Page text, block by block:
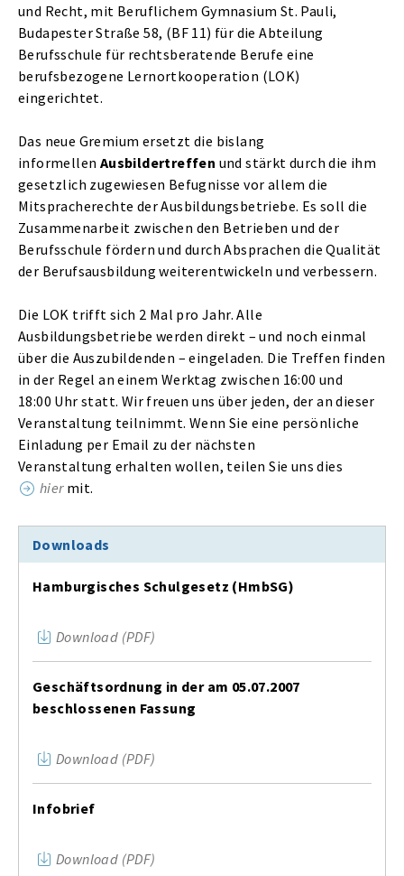
und Recht, mit Beruflichem Gymnasium St. Pauli,
Budapester Straße 58, (BF 11) für die Abteilung
Berufsschule für rechtsberatende Berufe eine
berufsbezogene Lernortkooperation (LOK)
eingerichtet.
Das neue Gremium ersetzt die bislang
informellen Ausbildertreffen und stärkt durch die ihm
gesetzlich zugewiesen Befugnisse vor allem die
Mitspracherechte der Ausbildungsbetriebe. Es soll die
Zusammenarbeit zwischen den Betrieben und der
Berufsschule fördern und durch Absprachen die Qualität
der Berufsausbildung weiterentwickeln und verbessern.
Die LOK trifft sich 2 Mal pro Jahr. Alle
Ausbildungsbetriebe werden direkt – und noch einmal
über die Auszubildenden – eingeladen. Die Treffen finden
in der Regel an einem Werktag zwischen 16:00 und
18:00 Uhr statt. Wir freuen uns über jeden, der an dieser
Veranstaltung teilnimmt. Wenn Sie eine persönliche
Einladung per Email zu der nächsten
Veranstaltung erhalten wollen, teilen Sie uns dies
hiermit.
Downloads
Hamburgisches Schulgesetz (HmbSG)
Download (PDF)
Geschäftsordnung in der am 05.07.2007
beschlossenen Fassung
Download (PDF)
Infobrief
Download (PDF)